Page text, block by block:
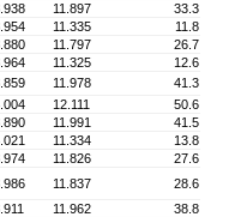
11.897
33.3
11.335
11.8
11.797
26.7
11.325
12.6
11.978
41.3
12.111
50.6
11.991
41.5
11.334
13.8
11.826
27.6
11.837
28.6
11.962
38.8